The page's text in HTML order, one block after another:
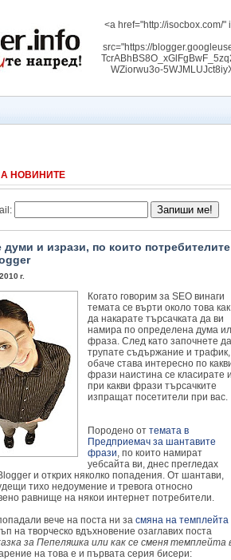
<a href="http://isocbox.com/
src="https://
WZiorwu3o-
НОВИНИТЕ
и изрази, по които потребителите
г.
Когато говорим за SEO винаги
темата се върти около това как
да накарате търсачката да ви
намира по определена дума
фраза. След като започнете да
трупате съдържание и трафик,
обаче става интересно по
фрази наистина се класирате и
при какви фрази търсачките
изпращат посетители при вас.
Породено от темата в
Предприемач за шантавите
фрази, по които намират
уебсайта ви, днес прегледах
и открих няколко попадения. От шантави,
тихо недоумение и тревога относно
равнище на някои интернет потребители.
вече на поста ни за смяна на темплейта
на творческо вдъхновение озаглавих поста
за Пепеляшка или как се сменя темплейта
на това е и първата серия бисери: